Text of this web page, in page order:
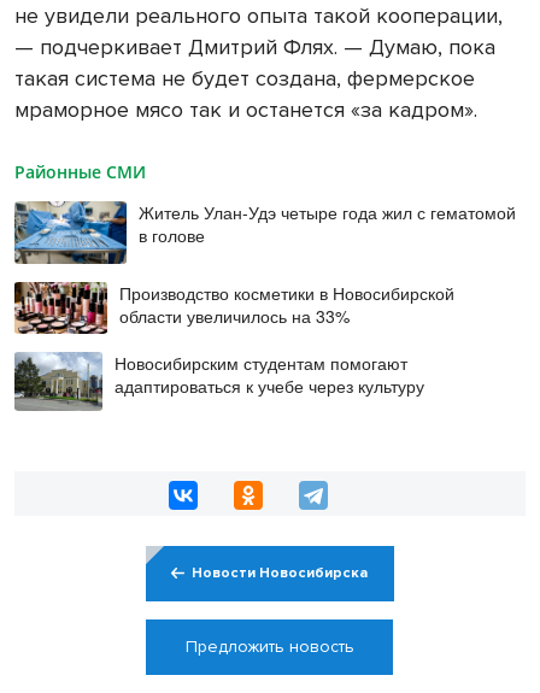
не увидели реального опыта такой кооперации,
— подчеркивает Дмитрий Флях. — Думаю, пока
такая система не будет создана, фермерское
мраморное мясо так и останется «за кадром».
Районные СМИ
Житель Улан-Удэ четыре года жил с гематомой
в голове
Производство косметики в Новосибирской
области увеличилось на 33%
Новосибирским студентам помогают
адаптироваться к учебе через культуру
Новости Новосибирска
Предложить новость